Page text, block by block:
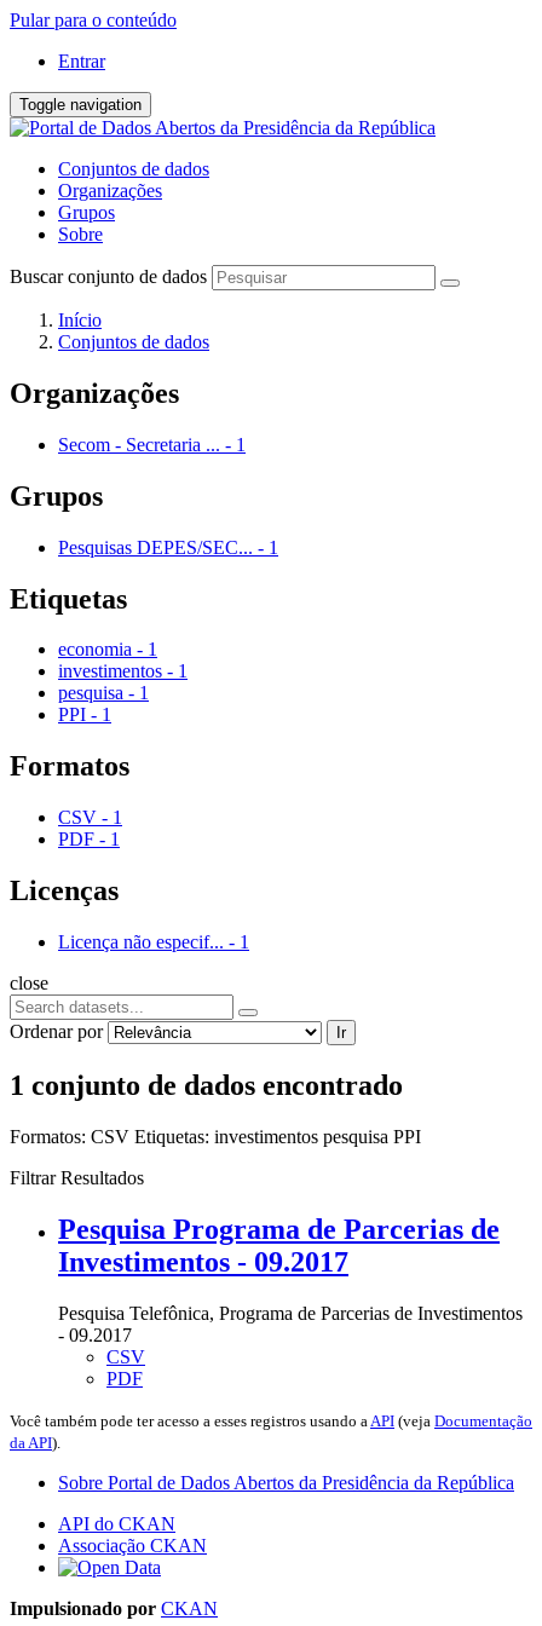
Pular para o conteúdo
Entrar
Toggle navigation
Conjuntos de dados
Organizações
Grupos
Sobre
Buscar conjunto de dados
Início
Conjuntos de dados
Organizações
Secom - Secretaria ... - 1
Grupos
Pesquisas DEPES/SEC... - 1
Etiquetas
economia - 1
investimentos - 1
pesquisa - 1
PPI - 1
Formatos
CSV - 1
PDF - 1
Licenças
Licença não especif... - 1
close
Ordenar por Ir
1 conjunto de dados encontrado
Formatos: CSV Etiquetas: investimentos pesquisa PPI
Filtrar Resultados
Pesquisa Programa de Parcerias de
Investimentos - 09.2017
Pesquisa Telefônica, Programa de Parcerias de Investimentos
- 09.2017
CSV
PDF
Você também pode ter acesso a esses registros usando a API (veja Documentação
da API).
Sobre Portal de Dados Abertos da Presidência da República
API do CKAN
Associação CKAN
Impulsionado por CKAN